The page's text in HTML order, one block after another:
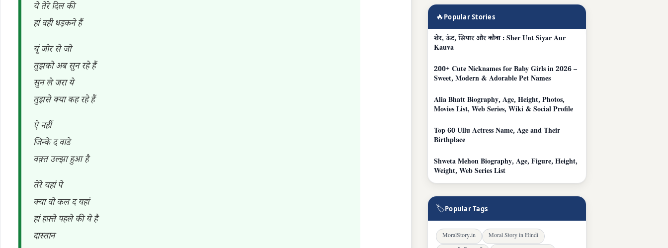
ये तेरे दिल की
हां वही धड़कने हैं
यूं जोर से जो
तुझको अब सुन रहे हैं
सुन ले जरा ये
तुझसे क्या कह रहे हैं
ऐ नहीं
जिन्के द वाडे
वक़्त उल्झा हुआ है
तेरे यहां पे
क्या वो कल द यहां
हां हफ़्ते पहले की ये है
दास्तान
🔥 Popular Stories
शेर, ऊंट, सियार और कौवा : Sher Unt Siyar Aur
Kauva
200+ Cute Nicknames for Baby Girls in 2026 –
Sweet, Modern & Adorable Pet Names
Alia Bhatt Biography, Age, Height, Photos,
Movies List, Web Series, Wiki & Social Profile
Top 60 Ullu Actress Name, Age and Their
Birthplace
Shweta Mehon Biography, Age, Figure, Height,
Weight, Web Series List
🏷Popular Tags
MoralStory.in
Moral Story in Hindi